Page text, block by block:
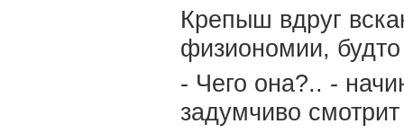
Крепыш вдруг
физиономии,
- Чего она?.. -
задумчиво